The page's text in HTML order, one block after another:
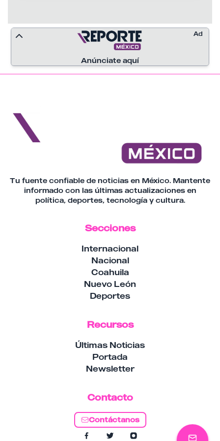
Anúnciate aquí
Ad
Tu fuente confiable de noticias en México. Mantente
informado con las últimas actualizaciones en
política, deportes, tecnología y cultura.
Secciones
Internacional
Nacional
Coahuila
Nuevo León
Deportes
Recursos
Últimas Noticias
Portada
Newsletter
Contacto
Contáctanos